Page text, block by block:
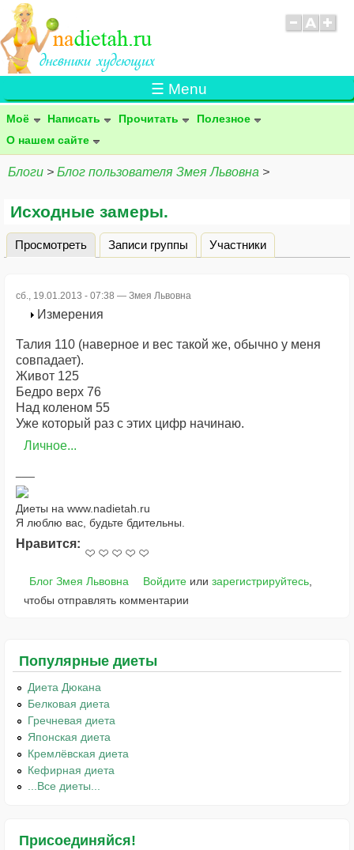
☰ Menu
Моё Написать Прочитать
Полезное
О нашем сайте
Блоги > Блог пользователя Змея Львовна >
Исходные замеры.
Главные вкладки
Просмотреть (активная вкладка)
Записи группы Участники
сб., 19.01.2013 - 07:38 — Змея Львовна
Измерения
Талия 110 (наверное и вес такой же, обычно у меня
совпадает).
Живот 125
Бедро верх 76
Над коленом 55
Уже который раз с этих цифр начинаю.
Личное...
Диеты на www.nadietah.ru
Я люблю вас, будьте бдительны.
Нравится:
Блог Змея Львовна Войдитеили зарегистрируйтесь,
чтобы отправлять комментарии
Популярные диеты
Диета Дюкана
Белковая диета
Гречневая диета
Японская диета
Кремлёвская диета
Кефирная диета
...Все диеты...
Присоединяйся!